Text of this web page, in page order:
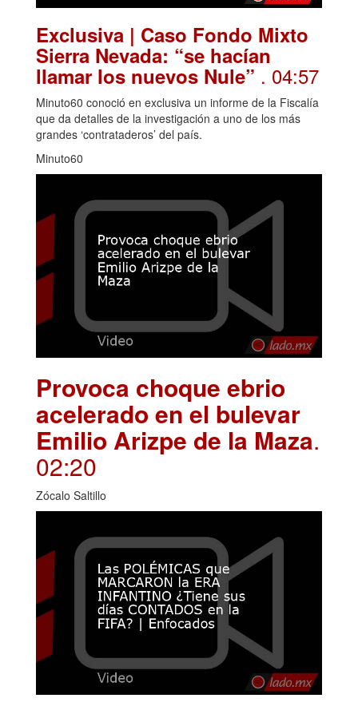
Exclusiva | Caso Fondo Mixto
Sierra Nevada: “se hacían
llamar los nuevos Nule” . 04:57
Minuto60 conoció en exclusiva un informe de la Fiscalía
que da detalles de la investigación a uno de los más
grandes ‘contrataderos’ del país.
Minuto60
Provoca choque ebrio
acelerado en el bulevar
Emilio Arizpe de la Maza.
02:20
Zócalo Saltillo